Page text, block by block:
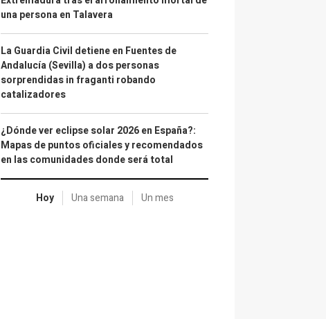
una persona en Talavera
La Guardia Civil detiene en Fuentes de
Andalucía (Sevilla) a dos personas
sorprendidas in fraganti robando
catalizadores
¿Dónde ver eclipse solar 2026 en España?:
Mapas de puntos oficiales y recomendados
en las comunidades donde será total
Hoy Una semana Un mes